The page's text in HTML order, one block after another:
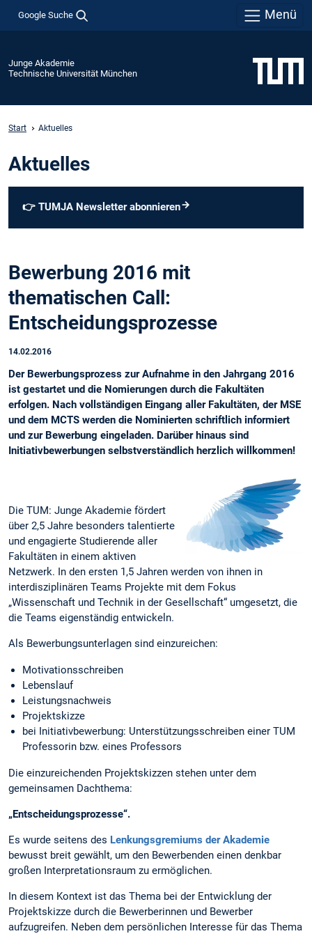
Google Suche Menü
Junge Akademie
Technische Universität München
Start Aktuelles
Aktuelles
👉 TUMJA Newsletter abonnieren
Bewerbung 2016 mit
thematischen Call:
Entscheidungsprozesse
14.02.2016
Der Bewerbungsprozess zur Aufnahme in den Jahrgang 2016
ist gestartet und die Nomierungen durch die Fakultäten
erfolgen. Nach vollständigen Eingang aller Fakultäten, der MSE
und dem MCTS werden die Nominierten schriftlich informiert
und zur Bewerbung eingeladen. Darüber hinaus sind
Initiativbewerbungen selbstverständlich herzlich willkommen!
Die TUM: Junge Akademie fördert
über 2,5 Jahre besonders talentierte
und engagierte Studierende aller
Fakultäten in einem aktiven
Netzwerk. In den ersten 1,5 Jahren werden von ihnen in
interdisziplinären Teams Projekte mit dem Fokus
„Wissenschaft und Technik in der Gesellschaft“ umgesetzt, die
die Teams eigenständig entwickeln.
Als Bewerbungsunterlagen sind einzureichen:
Motivationsschreiben
Lebenslauf
Leistungsnachweis
Projektskizze
bei Initiativbewerbung: Unterstützungsschreiben einer TUM
Professorin bzw. eines Professors
Die einzureichenden Projektskizzen stehen unter dem
gemeinsamen Dachthema:
„Entscheidungsprozesse“.
Es wurde seitens des Lenkungsgremiums der Akademie
bewusst breit gewählt, um den Bewerbenden einen denkbar
großen Interpretationsraum zu ermöglichen.
In diesem Kontext ist das Thema bei der Entwicklung der
Projektskizze durch die Bewerberinnen und Bewerber
aufzugreifen. Neben dem persönlichen Interesse für das Thema